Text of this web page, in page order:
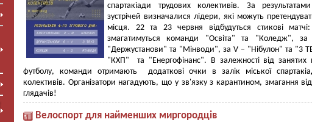
спартакіади трудових колективів. За
зустрічей визначалися лідери, які можуть
місця. 22 та 23 червня відбудуться стикові
змагатимуться команди "Освіта" та "Коледж", за
"Держустанови" та "Мінводи", за V – "Нібулон" та "3
"КХП" та "Енергофінанс". В залежності від занятих
футболу, команди отримають додаткові очки в залік міської
колективів. Організатори нагадують, що у зв'язку з карантином, змагання
глядачів!
Велоспорт для найменших миргородців